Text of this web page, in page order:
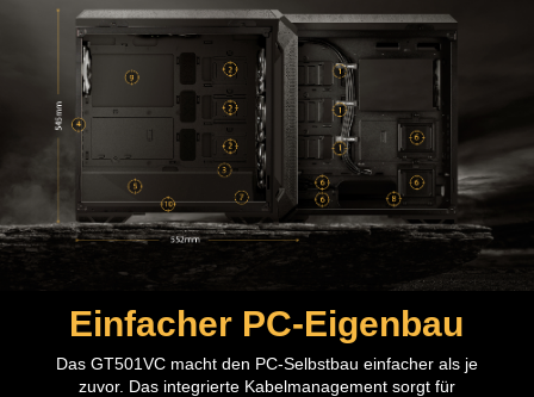
Einfacher PC-Eigenbau
Das GT501VC macht den PC-Selbstbau einfacher als je
zuvor. Das integrierte Kabelmanagement sorgt für